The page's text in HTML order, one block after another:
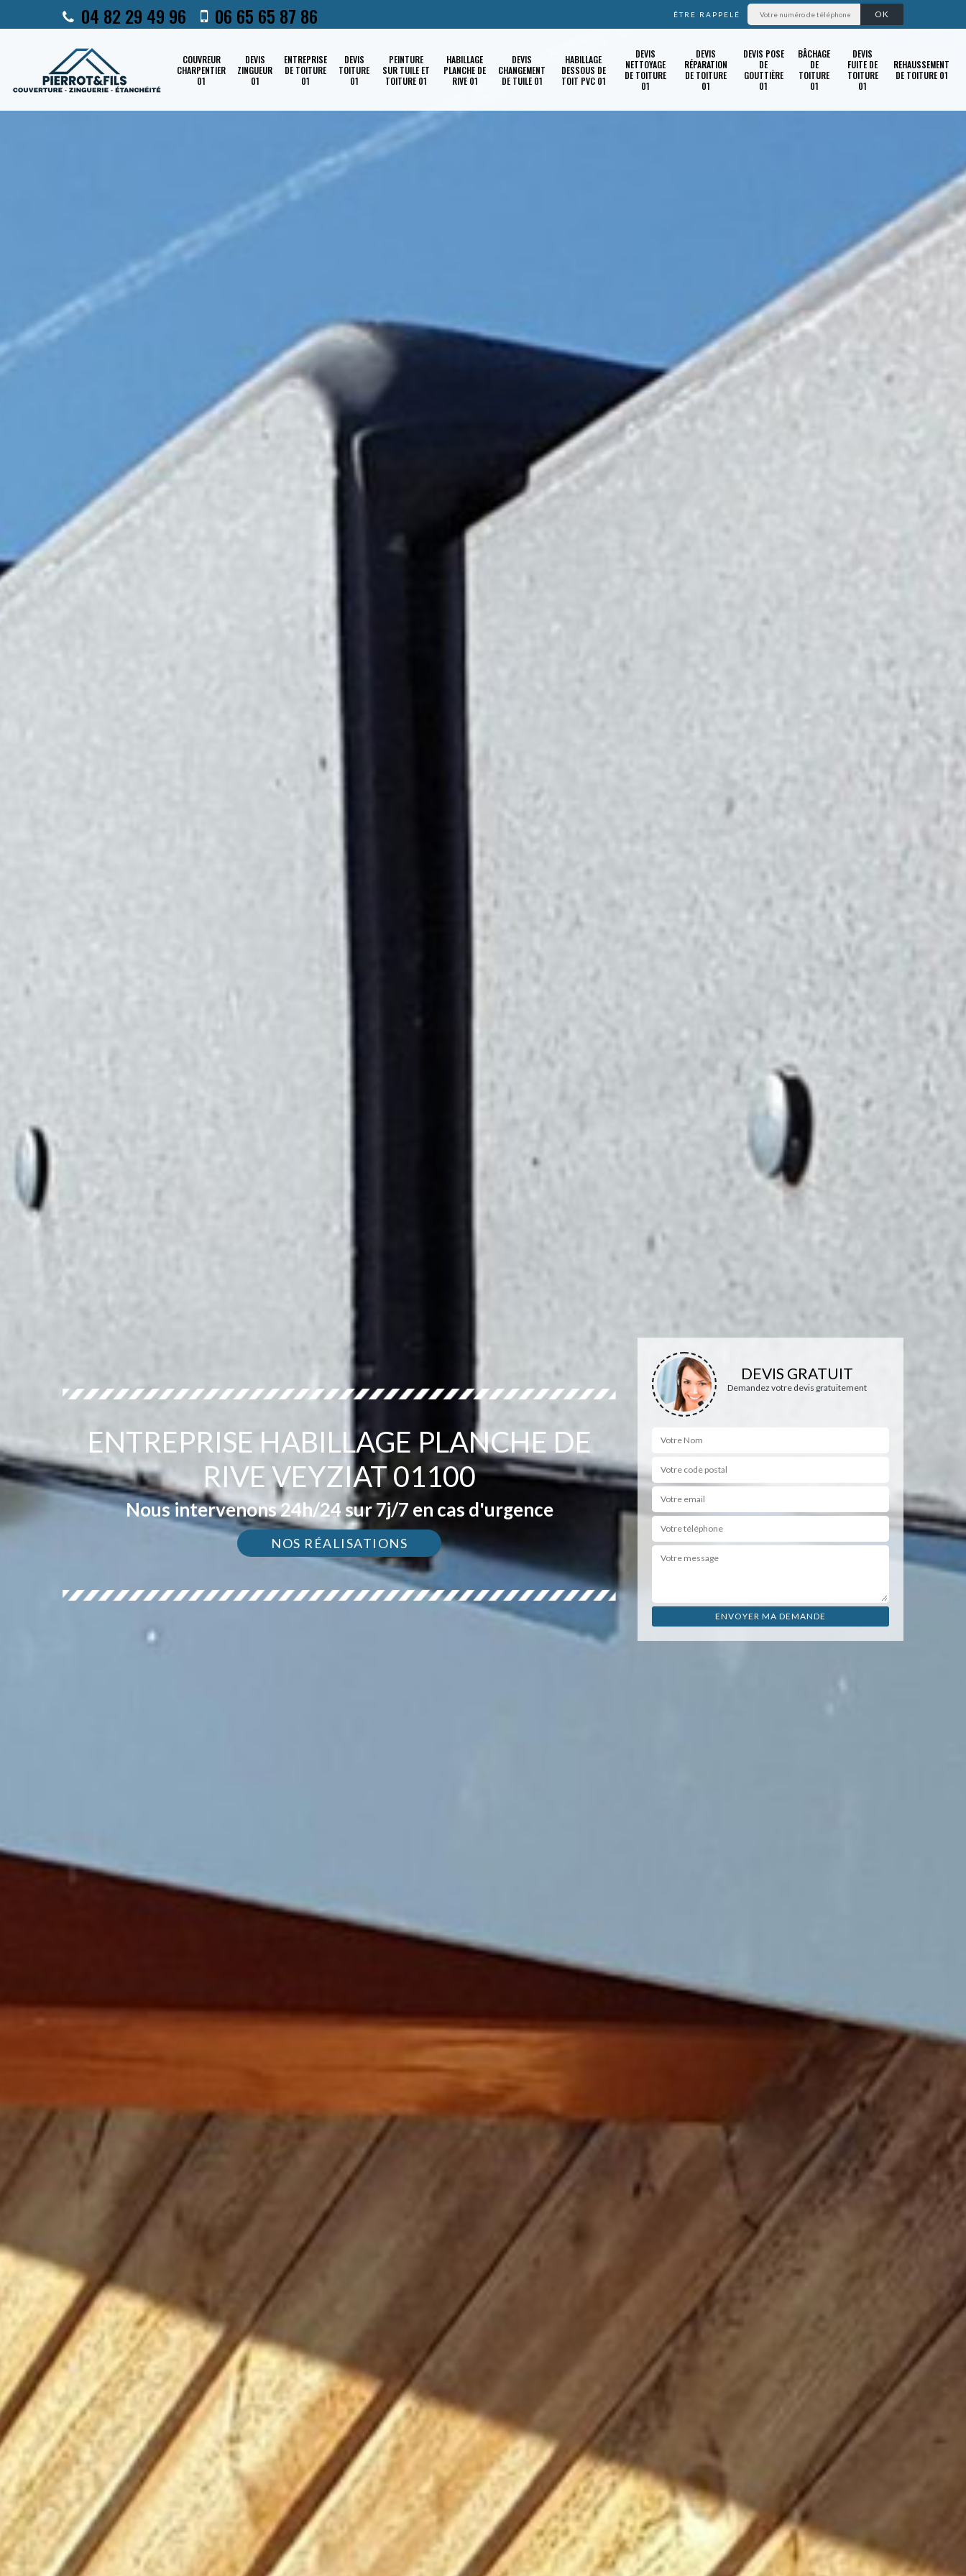
04 82 29 49 96 06 65 65 87 86 ÊTRE RAPPELÉ
COUVREUR
CHARPENTIER
01
DEVIS
ZINGUEUR
01
ENTREPRISE
DE TOITURE
01
DEVIS
TOITURE
01
PEINTURE
SUR TUILE ET
TOITURE 01
HABILLAGE
PLANCHE DE
RIVE 01
DEVIS
CHANGEMENT
DE TUILE 01
HABILLAGE
DESSOUS DE
TOIT PVC 01
DEVIS
NETTOYAGE
DE TOITURE
01
DEVIS
RÉPARATION
DE TOITURE
01
DEVIS POSE
DE
GOUTTIÈRE
01
BÂCHAGE
DE
TOITURE
01
DEVIS
FUITE DE
TOITURE
01
REHAUSSEMENT
DE TOITURE 01
ENTREPRISE HABILLAGE PLANCHE DE
RIVE VEYZIAT 01100
Nous intervenons 24h/24 sur 7j/7 en cas d'urgence
NOS RÉALISATIONS
DEVIS GRATUIT
Demandez votre devis gratuitement